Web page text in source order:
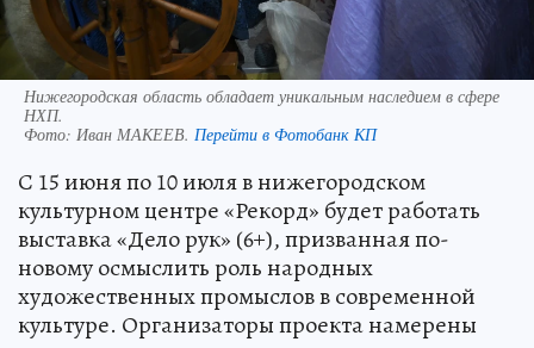
Нижегородская область обладает уникальным наследием в сфере
НХП.
Фото: Иван МАКЕЕВ. Перейти в Фотобанк КП
С 15 июня по 10 июля в нижегородском
культурном центре «Рекорд» будет работать
выставка «Дело рук» (6+), призванная по-
новому осмыслить роль народных
художественных промыслов в современной
культуре. Организаторы проекта намерены